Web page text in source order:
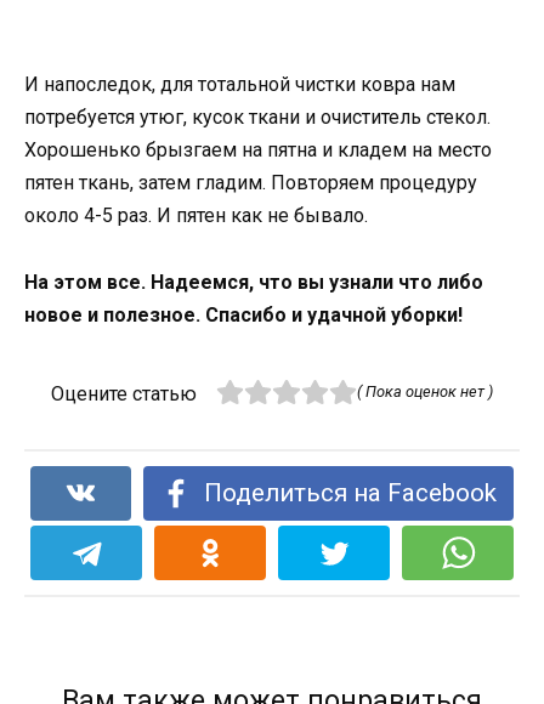
И напоследок, для тотальной чистки ковра нам
потребуется утюг, кусок ткани и очиститель стекол.
Хорошенько брызгаем на пятна и кладем на место
пятен ткань, затем гладим. Повторяем процедуру
около 4-5 раз. И пятен как не бывало.
На этом все. Надеемся, что вы узнали что либо
новое и полезное. Спасибо и удачной уборки!
Оцените статью ( Пока оценок нет )
Поделиться на Facebook